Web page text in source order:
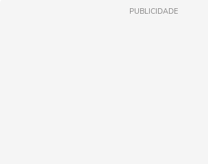
PUBLICIDADE